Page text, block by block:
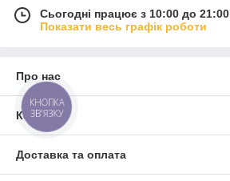
Сьогодні працює з 10:00 до 21:00
Показати весь графік роботи
Про нас
Контакти
Доставка та оплата
КНОПКА
ЗВ'ЯЗКУ